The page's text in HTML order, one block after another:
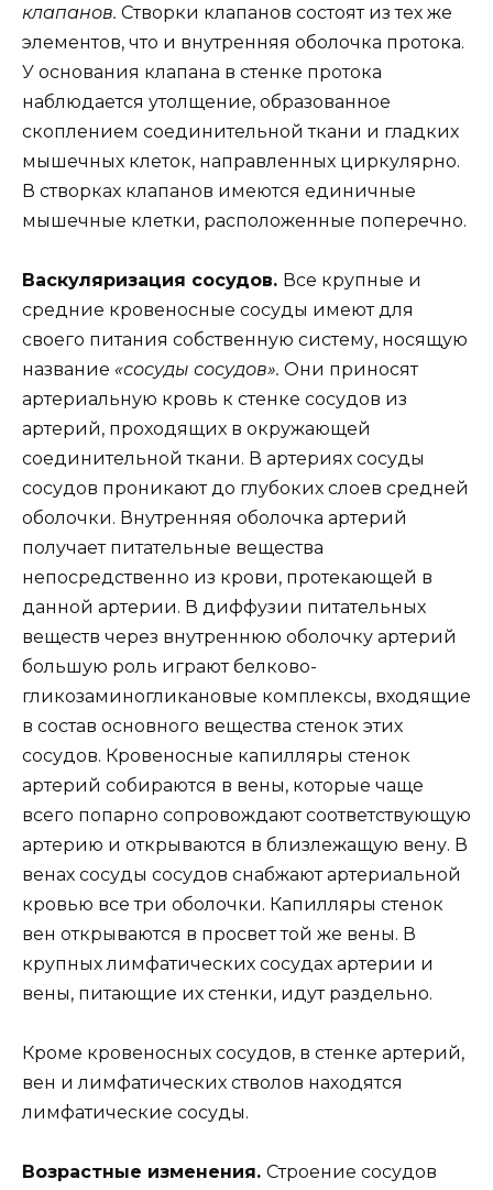
клапанов. Створки клапанов состоят из тех же
элементов, что и внутренняя оболочка протока.
У основания клапана в стенке протока
наблюдается утолщение, образованное
скоплением соединительной ткани и гладких
мышечных клеток, направленных циркулярно.
В створках клапанов имеются единичные
мышечные клетки, расположенные поперечно.
Васкуляризация сосудов. Все крупные и
средние кровеносные сосуды имеют для
своего питания собственную систему, носящую
название «сосуды сосудов». Они приносят
артериальную кровь к стенке сосудов из
артерий, проходящих в окружающей
соединительной ткани. В артериях сосуды
сосудов проникают до глубоких слоев средней
оболочки. Внутренняя оболочка артерий
получает питательные вещества
непосредственно из крови, протекающей в
данной артерии. В диффузии питательных
веществ через внутреннюю оболочку артерий
большую роль играют белково-
гликозаминогликановые комплексы, входящие
в состав основного вещества стенок этих
сосудов. Кровеносные капилляры стенок
артерий собираются в вены, которые чаще
всего попарно сопровождают соответствующую
артерию и открываются в близлежащую вену. В
венах сосуды сосудов снабжают артериальной
кровью все три оболочки. Капилляры стенок
вен открываются в просвет той же вены. В
крупных лимфатических сосудах артерии и
вены, питающие их стенки, идут раздельно.
Кроме кровеносных сосудов, в стенке артерий,
вен и лимфатических стволов находятся
лимфатические сосуды.
Возрастные изменения. Строение сосудов